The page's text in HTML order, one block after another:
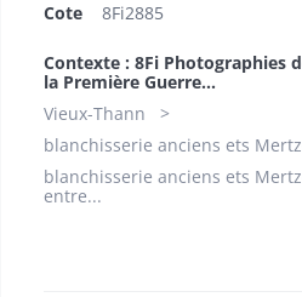
Cote 8Fi2885
Contexte : 8Fi Photographies
la Première Guerre...
Vieux-Thann
blanchisserie anciens ets
blanchisserie anciens ets
entre...